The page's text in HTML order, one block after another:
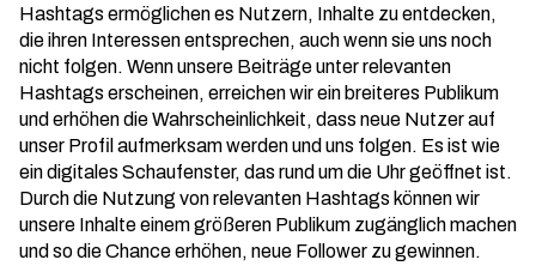
Hashtags ermöglichen es Nutzern, Inhalte zu entdecken,
die ihren Interessen entsprechen, auch wenn sie uns noch
nicht folgen. Wenn unsere Beiträge unter relevanten
Hashtags erscheinen, erreichen wir ein breiteres Publikum
und erhöhen die Wahrscheinlichkeit, dass neue Nutzer auf
unser Profil aufmerksam werden und uns folgen. Es ist wie
ein digitales Schaufenster, das rund um die Uhr geöffnet ist.
Durch die Nutzung vonrelevanten Hashtags können wir
unsere Inhalte einem größeren Publikum zugänglich machen
und so die Chance erhöhen, neue Follower zu gewinnen.